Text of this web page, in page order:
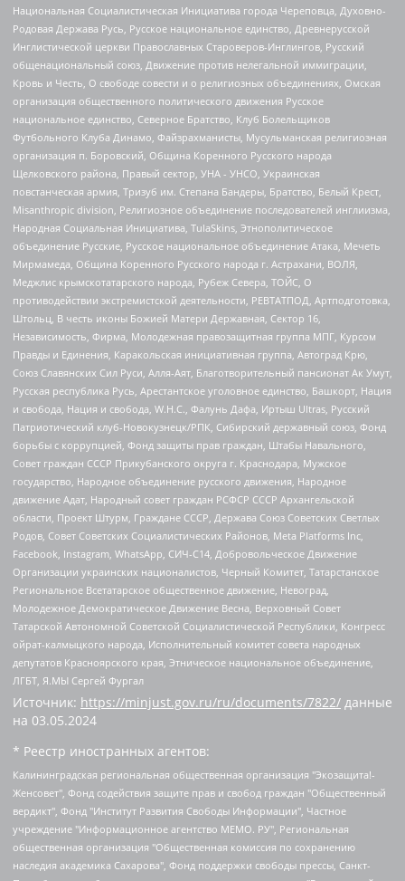
Национальная Социалистическая Инициатива города Череповца, Духовно-
Родовая Держава Русь, Русское национальное единство, Древнерусской
Инглистической церкви Православных Староверов-Инглингов, Русский
общенациональный союз, Движение против нелегальной иммиграции,
Кровь и Честь, О свободе совести и о религиозных объединениях, Омская
организация общественного политического движения Русское
национальное единство, Северное Братство, Клуб Болельщиков
Футбольного Клуба Динамо, Файзрахманисты, Мусульманская религиозная
организация п. Боровский, Община Коренного Русского народа
Щелковского района, Правый сектор, УНА - УНСО, Украинская
повстанческая армия, Тризуб им. Степана Бандеры, Братство, Белый Крест,
Misanthropic division, Религиозное объединение последователей инглиизма,
Народная Социальная Инициатива, TulaSkins, Этнополитическое
объединение Русские, Русское национальное объединение Атака, Мечеть
Мирмамеда, Община Коренного Русского народа г. Астрахани, ВОЛЯ,
Меджлис крымскотатарского народа, Рубеж Севера, ТОЙС, О
противодействии экстремистской деятельности, РЕВТАТПОД, Артподготовка,
Штольц, В честь иконы Божией Матери Державная, Сектор 16,
Независимость, Фирма, Молодежная правозащитная группа МПГ, Курсом
Правды и Единения, Каракольская инициативная группа, Автоград Крю,
Союз Славянских Сил Руси, Алля-Аят, Благотворительный пансионат Ак Умут,
Русская республика Русь, Арестантское уголовное единство, Башкорт, Нация
и свобода, Нация и свобода, W.H.С., Фалунь Дафа, Иртыш Ultras, Русский
Патриотический клуб-Новокузнецк/РПК, Сибирский державный союз, Фонд
борьбы с коррупцией, Фонд защиты прав граждан, Штабы Навального,
Совет граждан СССР Прикубанского округа г. Краснодара, Мужское
государство, Народное объединение русского движения, Народное
движение Адат, Народный совет граждан РСФСР СССР Архангельской
области, Проект Штурм, Граждане СССР, Держава Союз Советских Светлых
Родов, Совет Советских Социалистических Районов, Meta Platforms Inc,
Facebook, Instagram, WhatsApp, СИЧ-С14, Добровольческое Движение
Организации украинских националистов, Черный Комитет, Татарстанское
Региональное Всетатарское общественное движение, Невоград,
Молодежное Демократическое Движение Весна, Верховный Совет
Татарской Автономной Советской Социалистической Республики, Конгресс
ойрат-калмыцкого народа, Исполнительный комитет совета народных
депутатов Красноярского края, Этническое национальное объединение,
ЛГБТ, Я.МЫ Сергей Фургал
Источник: https://minjust.gov.ru/ru/documents/7822/ данные
на 03.05.2024
* Реестр иностранных агентов:
Калининградская региональная общественная организация "Экозащита!-Женсовет", Фонд содействия защите прав и свобод граждан "Общественный вердикт", Фонд "Институт Развития Свободы Информации", Частное учреждение "Информационное агентство МЕМО. РУ", Региональная общественная организация "Общественная комиссия по сохранению наследия академика Сахарова", Фонд поддержки свободы прессы, Санкт-Петербургская общественная правозащитная организация "Гражданский контроль", Межрегиональная общественная организация "Информационно-просветительский центр "Мемориал", Региональный Фонд "Центр Защиты Прав Средств Массовой Информации", с 05.12.2023 Фонд "Центр Защиты Прав Средств массовой информации", Региональная общественная благотворительная организация помощи беженцам и мигрантам "Гражданское содействие", Негосударственное образовательное учреждение дополнительного профессионального образования (повышение квалификации) специалистов "АКАДЕМИЯ ПО ПРАВАМ ЧЕЛОВЕКА", Свердловская региональная общественная организация "Сутяжник", Автономная некоммерческая организация "Центр независимых социологических исследований", Союз общественных объединений "Российский исследовательский центр по правам человека", Региональное общественное учреждение научно-информационный центр "МЕМОРИАЛ", Некоммерческая организация "Фонд защиты гласности", Автономная некоммерческая организация "Институт прав человека", Городская общественная организация "Екатеринбургское общество "МЕМОРИАЛ", Городская общественная организация "Рязанское историко-просветительское и правозащитное общество "Мемориал" (Рязанский Мемориал), Челябинский региональный орган общественной самодеятельности – женское общественное объединение "Женщины Евразии", Челябинский региональный орган общественной самодеятельности "Уральская правозащитная группа", Фонд содействия защите здоровья и социальной справедливости имени Андрея Рылькова, Автономная Некоммерческая Организация "Аналитический Центр Юрия Левады", Автономная некоммерческая организация социальной поддержки населения "Проект Апрель", Региональная общественная организация помощи женщинам и детям, находящимся в кризисной ситуации "Информационно-методический центр "Анна", Фонд содействия развитию массовых коммуникаций и правовому просвещению "Так-так-Так", Фонд содействия устойчивому развитию "Серебряная тайга", Свердловский региональный общественный фонд социальных проектов "Новое время", "Idel.Реалии", Кавказ.Реалии, Крым.Реалии, Телеканал Настоящее Время, Татаро-башкирская служба Радио Свобода (Azatliq Radiosi), Радио Свободная Европа/Радио Свобода (PCE/PC), "Сибирь.Реалии", "Фактограф", Благотворительный фонд помощи осужденным и их семьям, Автономная некоммерческая организация "Институт глобализации и социальных движений", Фонд "В защиту прав заключенных", Частное учреждение "Центр поддержки и содействия развитию средств массовой информации", Пензенский региональный общественный благотворительный фонд "Гражданский союз", "Север.Реалии", Некоммерческая организация Фонд "Правовая инициатива", Общество с ограниченной ответственностью "Радио Свободная Европа/Радио Свобода", Чешское информационное агентство "MEDIUM-ORIENT", Красноярская региональная общественная организация "Мы против СПИДа", Камалягин Денис Николаевич, Маркелов Сергей Евгеньевич, Пономарев Лев Александрович, Савицкая Людмила Алексеевна, Автономная некоммерческая организация "Центр по работе с проблемой насилия "НАСИЛИЮ.НЕТ", Межрегиональный профессиональный союз работников здравоохранения "Альянс врачей", Юридическое лицо, зарегистрированное в Латвийской Республике, SIA "Medusa Project" (регистрационный номер 40103797863, дата регистрации 10.06.2014), Некоммерческая организация "Фонд по борьбе с коррупцией", Автономная некоммерческая организация "Институт права и публичной политики", Баданин Роман Сергеевич, Гликин Максим Александрович, Железнова Мария Михайловна, Лукьянова Юлия Сергеевна, Маетная Елизавета Витальевна, Маняхин Петр Борисович, Чуракова Ольга Владимировна, Ярош Юлия Петровна, Юридическое лицо "The Insider SIA", зарегистрированное в Риге, Латвийская Республика (дата регистрации 26.06.2015), являющееся администратором доменного имени интернет-издания "The Insider SIA", https://theins.ru, Постернак Алексей Евгеньевич, Рубин Михаил Аркадьевич, Анин Роман Александрович, Юридическое лицо Istories fonds, зарегистрированное в Латвийской Республике (регистрационный номер 50008295751, дата регистрации 24.02.2020), Великовский Дмитрий Александрович, Долинина Ирина Николаевна, Мароховская Алеся Алексеевна, Шлейнов Роман Юрьевич, Шмагун Олеся Валентиновна, Общество с ограниченной ответственностью "Альтаир 2021", Общество с ограниченной ответственностью "Вега 2021", Общество с ограниченной ответственностью "Главный редактор 2021", Общество с ограниченной ответственностью "Ромашки монолит", Важенков Артем Валерьевич, Ивановская областная общественная организация "Центр гендерных исследований", Гурман Юрий Альбертович, Медиапроект "ОВД-Инфо", Егоров Владимир Владимирович, Жилинский Владимир Александрович, Общество с ограниченной ответственностью "ЗП", Иванова София Юрьевна, Карезина Инна Павловна, Кильтау Екатерина Викторовна, Петров Алексей Викторович, Пискунов Сергей Евгеньевич, Смирнов Сергей Сергеевич, Тихонов Михаил Сергеевич, Общество с ограниченной ответственностью "ЖУРНАЛИСТ-ИНОСТРАННЫЙ АГЕНТ", Арапова Галина Юрьевна, Вольтская Татьяна Анатольевна, Американская компания "Mason G.E.S. Anonymous Foundation" (США), являющаяся владельцем интернет-издания https://mnews.world/, Компания "Stichting Bellingcat", зарегистрированная в Нидерландах (дата регистрации 11.07.2018), Захаров Андрей Вячеславович, Клепиковская Екатерина Дмитриевна, Общество с ограниченной ответственностью "МЕМО", Перл Роман Александрович, Симонов Евгений Алексеевич, Соловьева Елена Анатольевна, Сотников Даниил Владимирович, Сурначева Елизавета Дмитриевна, Автономная некоммерческая организация по защите прав человека и информированию населения "Якутия – Наше Мнение", Общество с ограниченной ответственностью "Москоу диджитал медиа", с 26.01.2023 Общество с ограниченной ответственностью "Чайка Белые сады", Ветошкина Валерия Валерьевна, Заговора Максим Александрович, Межрегиональное общественное движение "Российская ЛГБТ - сеть", Оленичев Максим Владимирович, Павлов Иван Юрьевич, Скворцова Елена Сергеевна, Общество с ограниченной ответственностью "Как бы инагент", Кочетков Игорь Викторович, Общество с ограниченной ответственностью "Честные выборы", Еланчик Олег Александрович, Общество с ограниченной ответственностью "Нобелевский призыв", Гималова Регина Эмилевна, Григорьев Андрей Валерьевич, Григорьева Алина Александровна, Ассоциация по содействию защите прав призывников, альтернативнослужащих и военнослужащих "Правозащитная группа "Гражданин.Армия.Право", Хисамова Регина Фаритовна, Автономная некоммерческая организация по реализации социально-правовых программ "Лилит", Дальневосточное общественное движение "Маяк", Санкт-Петербургская ЛГБТ-инициативная группа "Выход", Инициативная группа ЛГБТ+ "Реверс", Алексеев Андрей Викторович, Бекбулатова Таисия Львовна, Беляев Иван Михайлович, Владыкина Елена Сергеевна, Гельман Марат Александрович, Никульшина Вероника Юрьевна, Толоконникова Надежда Андреевна, Шендерович Виктор Анатольевич, Общество с ограниченной ответственностью "Данное сообщение", Общество с ограниченной ответственностью Издательский дом "Новая глава", Айнбиндер Александра Александровна, Московский комьюнити-центр для ЛГБТ+инициатив, Благотворительный фонд развития филантропии, Deutsche Welle (Германия, Kurt-Schumacher-Strasse 3, 53113 Bonn), Борзунова Мария Михайловна, Воробьев Виктор Викторович, Голубева Анна Львовна, Константинова Алла Михайловна, Малкова Ирина Владимировна, Мурадов Мурад Абдулгалимович, Осетинская Елизавета Николаевна, Понасенков Евгений Николаевич, Ганапольский Матвей Юрьевич, Киселев Евгений Алексеевич, Борухович Ирина Григорьевна, Дремин Иван Тимофеевич, Дубровский Дмитрий Викторович, Красноярская региональная общественная организация поддержки и развития альтернативных образовательных технологий и межкультурных коммуникаций "ИНТЕРРА", Маяковская Екатерина Алексеевна, Фейгин Марк Захарович, Филимонов Андрей Викторович, Дзугкоева Регина Николаевна, Доброхотов Роман Александрович, Дудь Юрий Александрович, Елкин Сергей Владимирович, Кругликов Кирилл Игоревич, Сабунаева Мария Леонидовна, Семенов Алексей Владимирович, Шаинян Карен Багратович, Шульман Екатерина Михайловна, Асафьев Артур Валерьевич, Вахштайн Виктор Семенович, Венедиктов Алексей Алексеевич, Лушникова Екатерина Евгеньевна, Волков Леонид Михайлович, Невзоров Александр Глебович, Пархоменко Сергей Борисович, Сироткин Ярослав Николаевич, Кара-Мурза Владимир Владимирович, Баранова Наталья Владимировна, Гозман Леонид Яковлевич, Кагарлицкий Борис Юльевич, Климарев Михаил Валерьевич, Милов Владимир Станиславович, Автономная некоммерческая организация Краснодарский центр современного искусства "Типография", Моргенштерн Алишер Тагирович, Соболь Любовь Эдуардовна, Общество с ограниченной ответственностью "ЛИЗА НОРМ", Каспаров Гарри Кимович, Ходорковский Михаил Борисович, Общество с ограниченной ответственностью "Апрельские тезисы", Данилович Ирина Брониславовна, Кашин Олег Владимирович, Петров Николай Владимирович, Пивоваров Алексей Владимирович, Соколов Михаил Владимирович, Цветкова Юлия Владимировна, Чичваркин Евгений Александрович, Комитет против пыток/Команда против пыток, Общество с ограниченной ответственностью "Первый научный", Общество с ограниченной ответственностью "Вертолет и ко", Белоцерковская Вероника Борисовна, Кац Максим Евгеньевич, Лазарева Татьяна Юрьевна, Шаведдинов Руслан Табризович, Яшин Илья Валерьевич, Общество с ограниченной ответственностью "Иноагент ААВ", Алешковский Дмитрий Петрович, Альбац Евгения Марковна, Быков Дмитрий Львович, Галямина Юлия Евгеньевна, Лойко Сергей Леонидович, Мартынов Кирилл Константинович, Медведев Сергей Александрович, Крашенинников Федор Геннадиевич, Гордеева Катерина Вл